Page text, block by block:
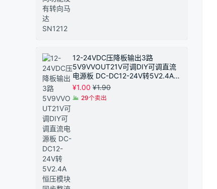
12-24VDC压降板输出3路
5V9VVOUT21V可调DIY可调直流
电源板 DC-DC12-24V转5V2.4A恒
压模块 同步整流
¥1.00 ¥1.90
29个卖出